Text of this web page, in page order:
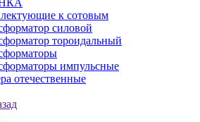
к сотовым
силовой
тороидальный
импульсные
отечественные